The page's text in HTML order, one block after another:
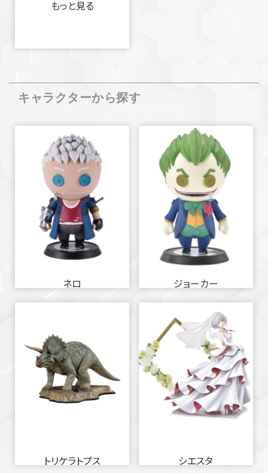
もっと見る
キャラクターから探す
ネロ ジョーカー
トリケラトプス シエスタ